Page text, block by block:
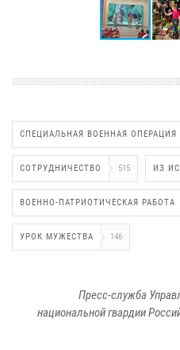
СПЕЦИАЛЬНАЯ ВОЕННАЯ ОПЕРАЦИЯ
СОТРУДНИЧЕСТВО 515 ИЗ
ВОЕННО-ПАТРИОТИЧЕСКАЯ РАБОТА
УРОК МУЖЕСТВА 146
Пресс-служба
национальной гвардии